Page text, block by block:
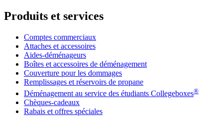
Produits et services
Comptes commerciaux
Attaches et accessoires
Aides-déménageurs
Boîtes et accessoires de déménagement
Couverture pour les dommages
Remplissages et réservoirs de propane
Déménagement au service des étudiants Collegeboxes®
Chèques-cadeaux
Rabais et offres spéciales